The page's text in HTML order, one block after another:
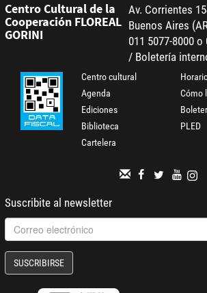
Centro Cultural de la
Cooperación FLOREAL
GORINI
Av. Corrientes
Buenos Aires
011 5077-8000 o
/ Boletería
Centro cultural
Agenda
Ediciones
Biblioteca
Cartelera
Cómo
PLED
Suscribite al newsletter
SUSCRIBIRSE